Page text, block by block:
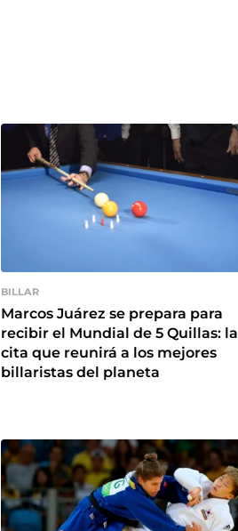
BILLAR
Marcos Juárez se prepara para
recibir el Mundial de 5 Quillas: la
cita que reunirá a los mejores
billaristas del planeta